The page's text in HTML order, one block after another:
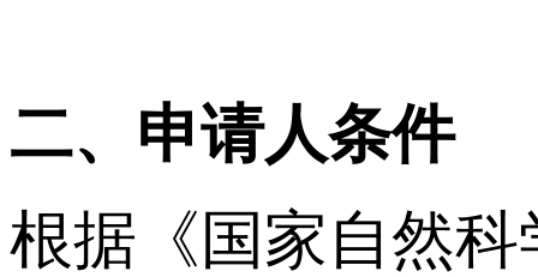
二、申请人条件
根据《国家自然